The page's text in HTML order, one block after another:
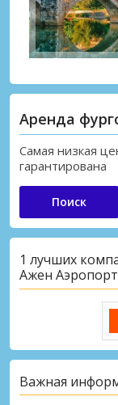
Аренда
Самая низкая
гарантирована
Поиск
1 лучших
Ажен
Важная